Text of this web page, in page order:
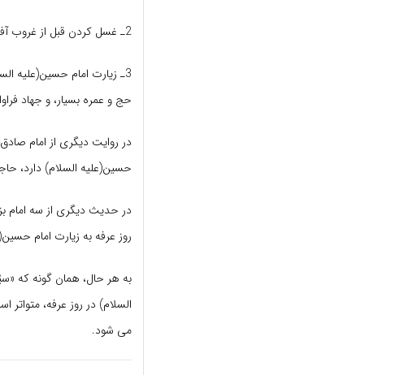
2ـ غسل کردن قبل از غروب آفتاب.(6)
3ـ زیارت امام حسین (علیه
حج و عمره بسیار، و جهاد
در روایت دیگرى از امام صادق
حسین(علیه السلام) دارد،
در حدیث دیگرى از سه امام
روز عرفه به زیارت امام حسین
به هر حال، همان گونه که
السلام)
مى شود.